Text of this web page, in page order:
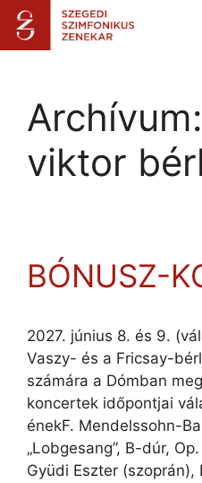
Archívum:
viktor
BÓNUSZ-
2027. június 8. és 9.
Vaszy- és a Fricsay-
számára a Dómban
koncertek időpontjai
énekF. Mendelssohn-
„Lobgesang”, B-dúr,
Gyüdi Eszter (szoprán),